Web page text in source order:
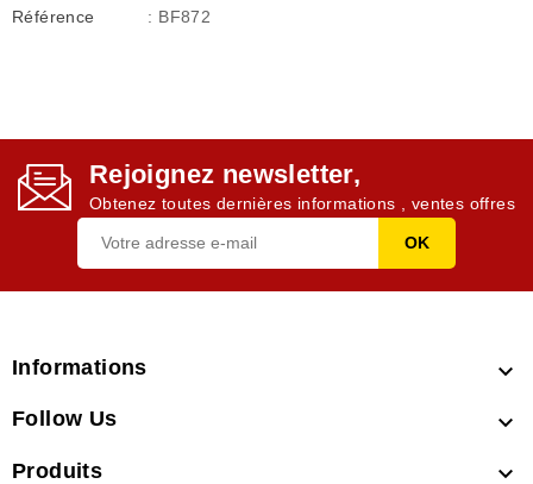
Référence : BF872
Rejoignez newsletter,
Obtenez toutes dernières informations , ventes offres
Informations 
Follow Us 
Produits 